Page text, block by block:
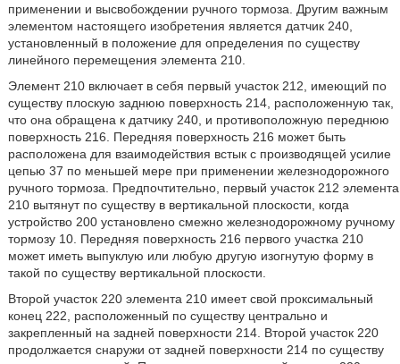
применении и высвобождении ручного тормоза. Другим важным
элементом настоящего изобретения является датчик 240,
установленный в положение для определения по существу
линейного перемещения элемента 210.
Элемент 210 включает в себя первый участок 212, имеющий по
существу плоскую заднюю поверхность 214, расположенную так,
что она обращена к датчику 240, и противоположную переднюю
поверхность 216. Передняя поверхность 216 может быть
расположена для взаимодействия встык с производящей усилие
цепью 37 по меньшей мере при применении железнодорожного
ручного тормоза. Предпочтительно, первый участок 212 элемента
210 вытянут по существу в вертикальной плоскости, когда
устройство 200 установлено смежно железнодорожному ручному
тормозу 10. Передняя поверхность 216 первого участка 210
может иметь выпуклую или любую другую изогнутую форму в
такой по существу вертикальной плоскости.
Второй участок 220 элемента 210 имеет свой проксимальный
конец 222, расположенный по существу центрально и
закрепленный на задней поверхности 214. Второй участок 220
продолжается снаружи от задней поверхности 214 по существу